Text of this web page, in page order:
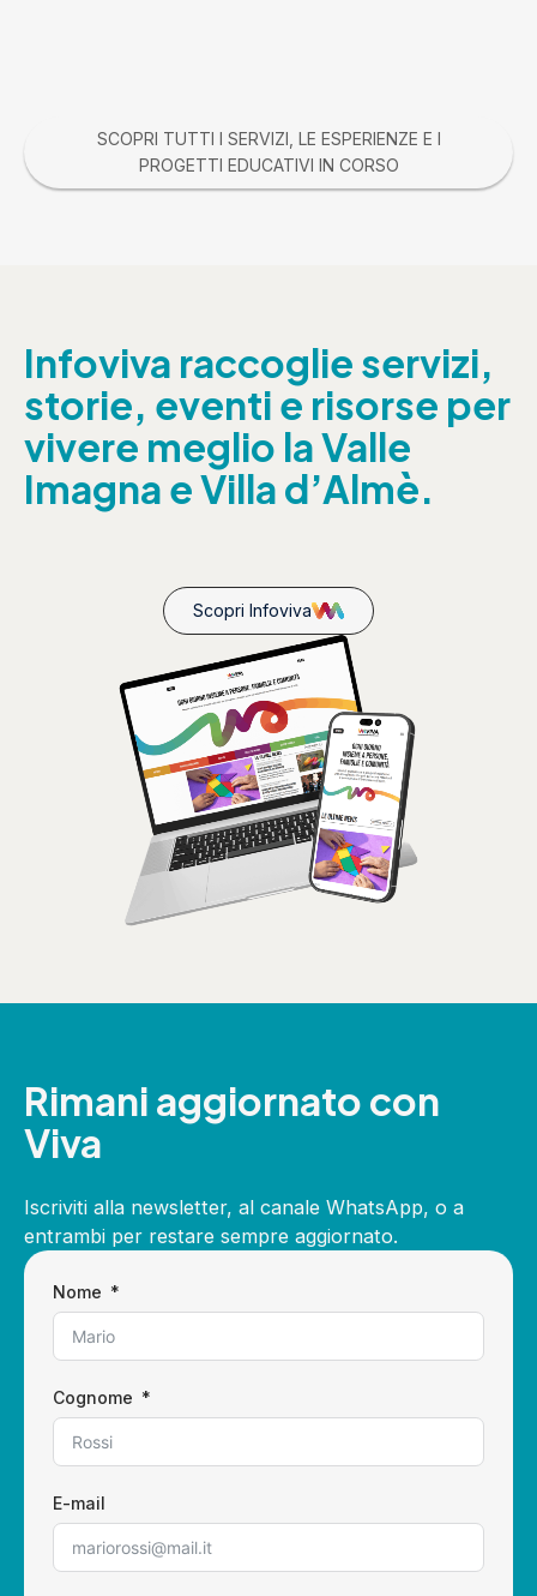
SCOPRI TUTTI I SERVIZI, LE ESPERIENZE E I
PROGETTI EDUCATIVI IN CORSO
Infoviva raccoglie servizi,
storie, eventi e risorse per
vivere meglio la Valle
Imagna e Villa d’Almè.
Scopri Infoviva
Rimani aggiornato con
Viva
Iscriviti alla newsletter, al canale WhatsApp, o a
entrambi per restare sempre aggiornato.
Nome
Cognome
E-mail